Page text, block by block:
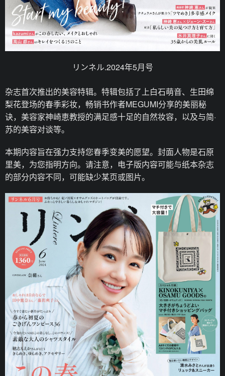
リンネル.2024年5月号
杂志首次推出的美容特辑。特辑包括了上白石萌音、生田绵
梨花登场的春季彩妆，畅销书作者MEGUMI分享的美丽秘
诀，美容家神崎恵教授的满足感十足的自然妆容，以及与简·
苏的美容对谈等。
本期内容旨在强力支持您春季变美的愿望。封面人物是石原
里美，为您指明方向。请注意，电子版内容可能与纸本杂志
的部分内容不同，可能缺少某页或图片。